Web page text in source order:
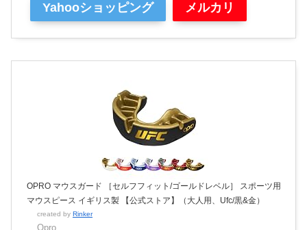
Yahooショッピング メルカリ
OPRO マウスガード ［セルフフィット/ゴールドレベル］ スポーツ用
マウスピース イギリス製 【公式ストア】（大人用、Ufc/黒&金）
created by Rinker
Opro